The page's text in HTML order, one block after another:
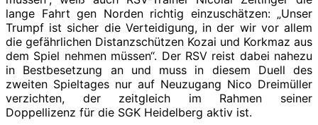
lange Fahrt gen Norden richtig einzuschätzen: „Unser
Trumpf ist sicher die Verteidigung, in der wir vor allem
die gefährlichen Distanzschützen Kozai und Korkmaz aus
dem Spiel nehmen müssen“. Der RSV reist dabei nahezu
in Bestbesetzung an und muss in diesem Duell des
zweiten Spieltages nur auf Neuzugang Nico Dreimüller
verzichten, der zeitgleich im Rahmen seiner
Doppellizenz für die SGK Heidelberg aktiv ist.